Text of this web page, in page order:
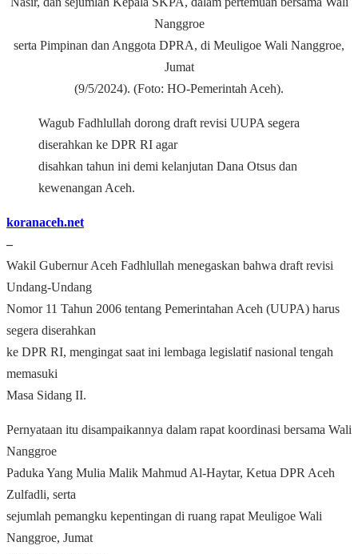
Nanggroe
serta Pimpinan dan Anggota DPRA, di Meuligoe Wali Nanggroe,
Jumat
(9/5/2024). (Foto: HO-Pemerintah Aceh).
Wagub Fadhlullah dorong draft revisi UUPA segera
diserahkan ke DPR RI agar
disahkan tahun ini demi kelanjutan Dana Otsus dan
kewenangan Aceh.
koranaceh.net
–
Wakil Gubernur Aceh Fadhlullah menegaskan bahwa draft revisi
Undang-Undang
Nomor 11 Tahun 2006 tentang Pemerintahan Aceh (UUPA) harus
segera diserahkan
ke DPR RI, mengingat saat ini lembaga legislatif nasional tengah
memasuki
Masa Sidang II.
Pernyataan itu disampaikannya dalam rapat koordinasi bersama Wali
Nanggroe
Paduka Yang Mulia Malik Mahmud Al-Haytar, Ketua DPR Aceh
Zulfadli, serta
sejumlah pemangku kepentingan di ruang rapat Meuligoe Wali
Nanggroe, Jumat